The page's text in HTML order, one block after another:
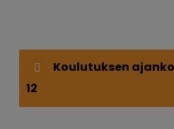
Koulutuksen
12